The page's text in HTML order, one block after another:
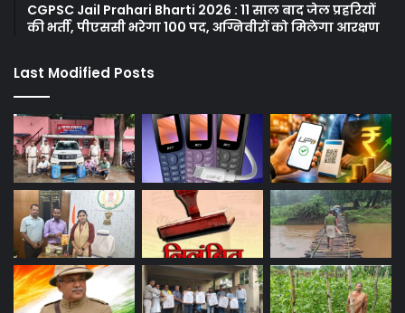
CGPSC Jail Prahari Bharti 2026 : 11 साल बाद जेल प्रहरियों
की भर्ती, पीएससी भरेगा 100 पद, अग्निवीरों को मिलेगा आरक्षण
Last Modified Posts